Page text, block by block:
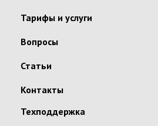
Тарифы и услуги
Вопросы
Статьи
Контакты
Техподдержка